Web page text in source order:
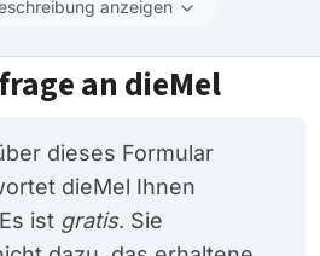
anzeigen
an dieMel
dieses Formular
dieMel Ihnen
ist gratis. Sie